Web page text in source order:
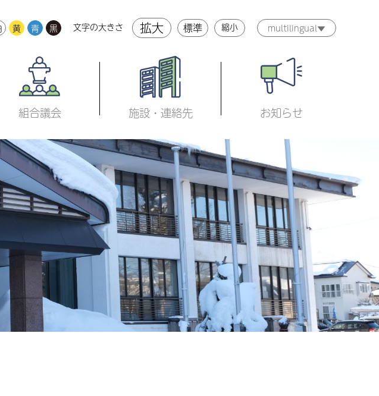
黄 青 黒 文字の大きさ 拡大 標準 縮小 multilingual▼
組合議会 施設・連絡先 お知らせ